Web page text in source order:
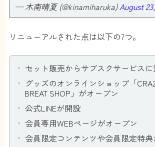
— 木南晴夏 (@kinamiharuka)August
リニューアルされた点は以下の7つ。
セット販売からサブスクサービスに
グッズのオンラインショップ「
BREAT SHOP」がオープン
公式LINEが開設
会員専用WEBページがオープン
会員限定コンテンツや会員限定特典